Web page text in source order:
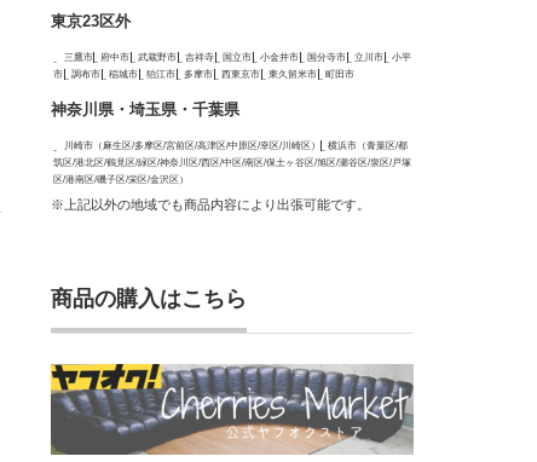
東京23区外
三鷹市 府中市 武蔵野市 吉祥寺 国立市 小金井市 国分寺市 立川市
小平
市
調布市 稲城市 狛江市 多摩市 西東京市 東久留米市 町田市
神奈川県・埼玉県・千葉県
川崎市（麻生区/多摩区/宮前区/高津区/中原区/幸区/川崎区）
横浜市（青葉区/都
筑区/港北区/鶴見区/緑区/神奈川区/西区/中区/南区/保土ヶ谷区/旭区/瀬谷区/泉区/戸塚
区/港南区/磯子区/栄区/金沢区）
※上記以外の地域でも商品内容により出張可能です。
商品の購入はこちら